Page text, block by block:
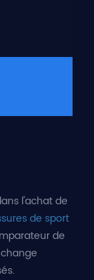
l'achat de
de sport
de